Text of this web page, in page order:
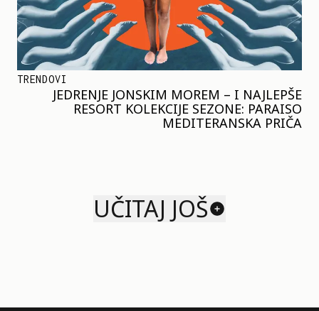
TRENDOVI
JEDRENJE JONSKIM MOREM – I NAJLEPŠE
RESORT KOLEKCIJE SEZONE: PARAISO
MEDITERANSKA PRIČA
UČITAJ JOŠ